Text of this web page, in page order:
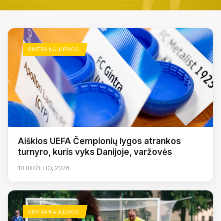
GINTRA NAUJIENOS
Aiškios UEFA Čempionių lygos atrankos
turnyro, kuris vyks Danijoje, varžovės
18 BIRŽELIO, 2026
GINTRA NAUJIENOS